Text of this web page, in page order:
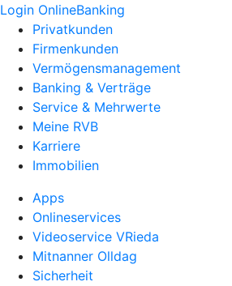
Login OnlineBanking
Privatkunden
Firmenkunden
Vermögensmanagement
Banking & Verträge
Service & Mehrwerte
Meine RVB
Karriere
Immobilien
Apps
Onlineservices
Videoservice VRieda
Mitnanner Olldag
Sicherheit